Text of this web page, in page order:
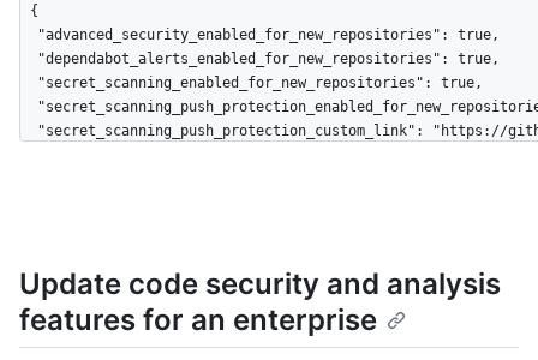
{
Update code security and analysis
features for an enterprise